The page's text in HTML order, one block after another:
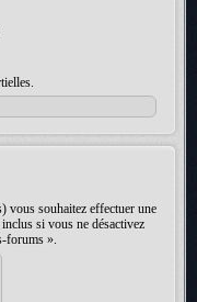
vous souhaitez effectuer une
si vous ne désactivez
forums ».